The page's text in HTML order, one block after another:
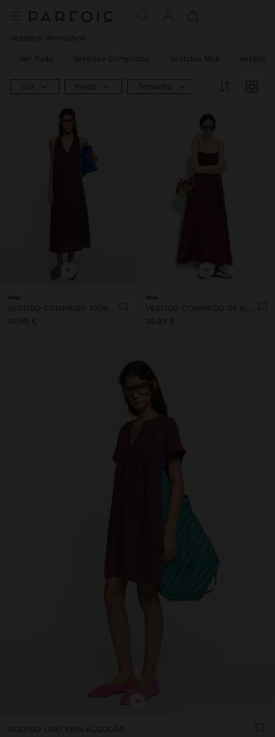
Vestidos Vermelhos
Ver Tudo Vestidos Compridos Vestidos Midi Vestidos
Cor Preço Tamanho Tipo De Produto
+
New
VESTIDO COMPRIDO 100% LINHO
49,99 €
+
New
VESTIDO COMPRIDO DE ALÇAS FINAS 100% ALGODÃO
39,99 €
+
VESTIDO LISO 100% ALGODÃO